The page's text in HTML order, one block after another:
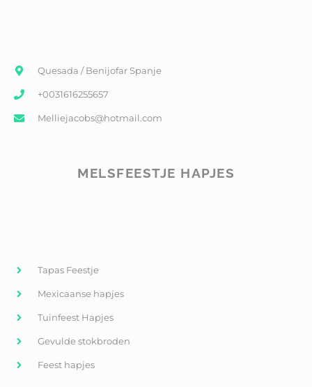
Quesada / Benijofar Spanje
+0031616255657
Melliejacobs@hotmail.com
MELSFEESTJE HAPJES
Tapas Feestje
Mexicaanse hapjes
Tuinfeest Hapjes
Gevulde stokbroden
Feest hapjes